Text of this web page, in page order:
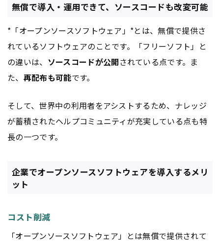
無償で導入・運用できて、ソースコードも改変可能
*「オープンソースソフトウェア」*とは、無償で提供さ
れているソフトウェアのことです。「フリーソフト」と
の違いは、 ソースコードが公開されている点です。ま
た、 再配布も可能です。
そして、世界中の利用者をアシストするため、ナレッジ
が蓄積されたヘルプコミュニティが充実している点も特
長の一つです。
企業でオープンソースソフトウェアを導入するメリ
ット
コスト削減
「オープンソースソフトウェア」とは無償で提供されて